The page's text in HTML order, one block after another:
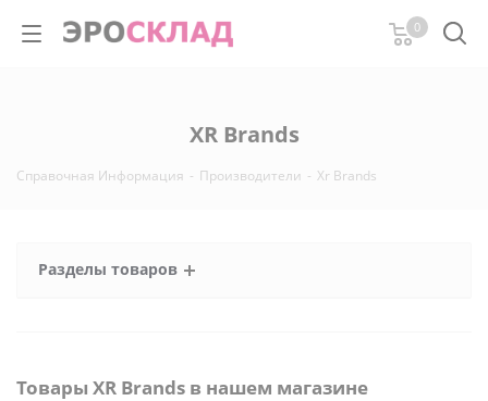
0
XR Brands
Справочная Информация - Производители - Xr Brands
Разделы товаров
Товары XR Brands в нашем магазине